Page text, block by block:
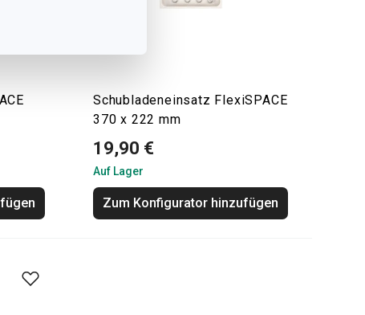
Schubladeneinsatz FlexiSPACE
370 x 222 mm
19,90 €
Auf Lager
Zum Konfigurator hinzufügen